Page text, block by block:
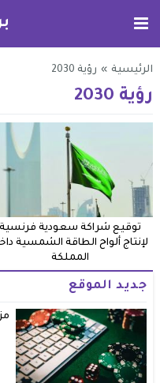
الرئيسية » رؤية 2030
رؤية 2030
توقيع شراكة سعودية فرنسية
لإنتاج ألواح الطاقة الشمسية
المملكة
جديد الموقع